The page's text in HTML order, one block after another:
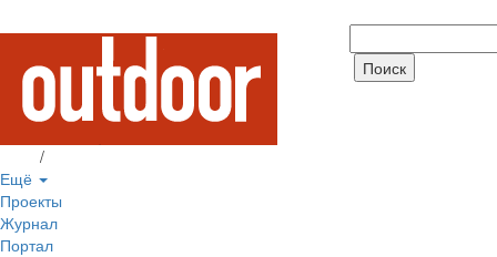
/
Ещё
Проекты
Журнал
Портал